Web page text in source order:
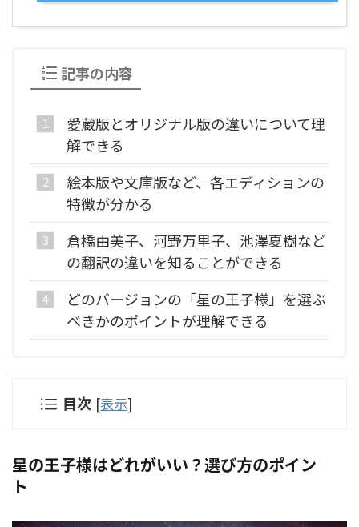
記事の内容
愛蔵版とオリジナル版の違いについて理
解できる
絵本版や文庫版など、各エディションの
特徴が分かる
倉橋由美子、河野万里子、池澤夏樹など
の翻訳の違いを知ることができる
どのバージョンの「星の王子様」を選ぶ
べきかのポイントが理解できる
目次 [表示]
星の王子様はどれがいい？選び方のポイン
ト